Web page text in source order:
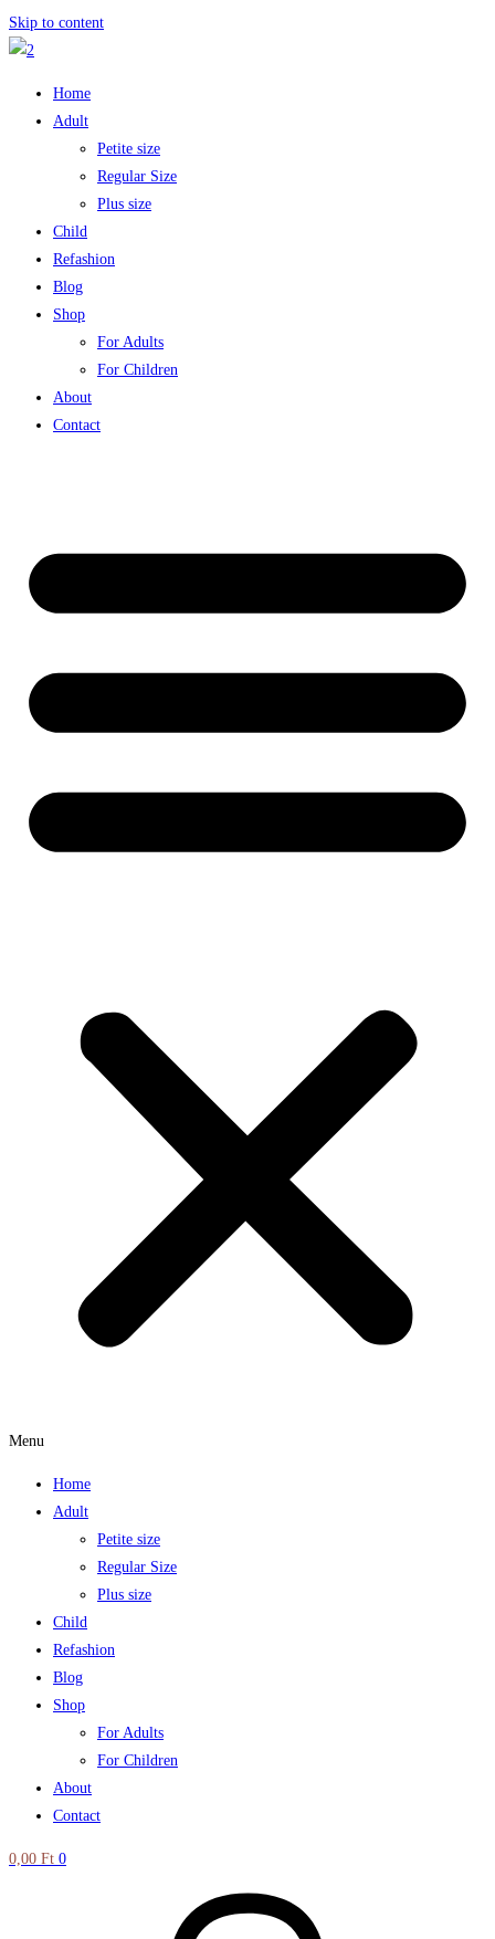
Skip to content
Home
Adult
Petite size
Regular Size
Plus size
Child
Refashion
Blog
Shop
For Adults
For Children
About
Contact
Menu
Home
Adult
Petite size
Regular Size
Plus size
Child
Refashion
Blog
Shop
For Adults
For Children
About
Contact
0,00 Ft 0